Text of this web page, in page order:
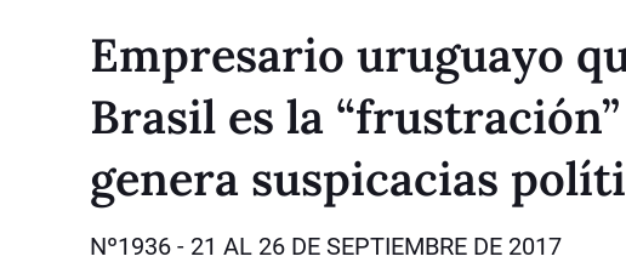
Empresario uruguayo
Brasil es la
genera suspicacias
Nº1936 - 21 AL 26 DE SEPTIEMBRE DE 2017